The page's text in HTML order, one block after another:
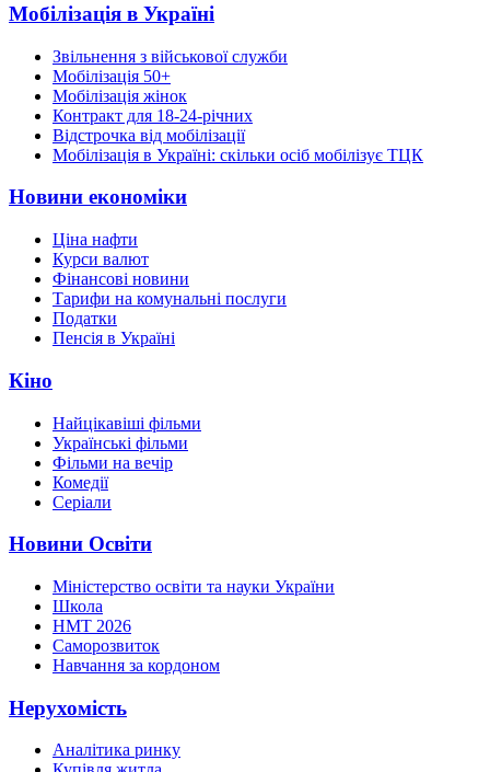
Мобілізація в Україні
Звільнення з військової служби
Мобілізація 50+
Мобілізація жінок
Контракт для 18-24-річних
Відстрочка від мобілізації
Мобілізація в Україні: скільки осіб мобілізує ТЦК
Новини економіки
Ціна нафти
Курси валют
Фінансові новини
Тарифи на комунальні послуги
Податки
Пенсія в Україні
Кіно
Найцікавіші фільми
Українські фільми
Фільми на вечір
Комедії
Серіали
Новини Освіти
Міністерство освіти та науки України
Школа
НМТ 2026
Саморозвиток
Навчання за кордоном
Нерухомість
Аналітика ринку